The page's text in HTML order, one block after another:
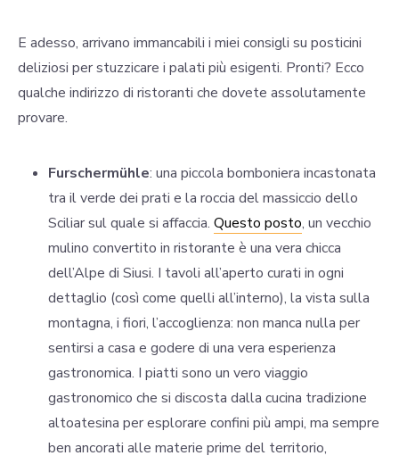
E adesso, arrivano immancabili i miei consigli su posticini
deliziosi per stuzzicare i palati più esigenti. Pronti? Ecco
qualche indirizzo di ristoranti che dovete assolutamente
provare.
Furschermühle: una piccola bomboniera incastonata
tra il verde dei prati e la roccia del massiccio dello
Sciliar sul quale si affaccia. Questo posto, un vecchio
mulino convertito in ristorante è una vera chicca
dell’Alpe di Siusi. I tavoli all’aperto curati in ogni
dettaglio (così come quelli all’interno), la vista sulla
montagna, i fiori, l’accoglienza: non manca nulla per
sentirsi a casa e godere di una vera esperienza
gastronomica. I piatti sono un vero viaggio
gastronomico che si discosta dalla cucina tradizione
altoatesina per esplorare confini più ampi, ma sempre
ben ancorati alle materie prime del territorio,